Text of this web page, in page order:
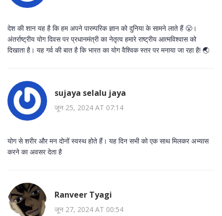
देश की शान यह है कि हम अपने पारम्परिक ज्ञान को दुनिया के सामने लाते हैं 😤।
अंतर्राष्ट्रीय योग दिवस पर प्रधानमंत्री का नेतृत्व हमारे राष्ट्रीय आत्मविश्वास को
दिखाता है। यह गर्व की बात है कि भारत का योग वैश्विक स्तर पर मनाया जा रहा है! 🌏
sujaya selalu jaya
जून 25, 2024 AT 07:14
योग से शरीर और मन दोनों स्वस्थ होते हैं। यह दिन सभी को एक साथ मिलकर अभ्यास
करने का अवसर देता है
Ranveer Tyagi
जून 27, 2024 AT 00:54